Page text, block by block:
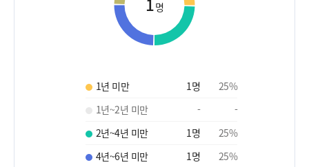
명
1년 미만 1명 25%
1년~2년 미만
-
-
2년~4년 미만
1명 25%
4년~6년 미만
1명 25%